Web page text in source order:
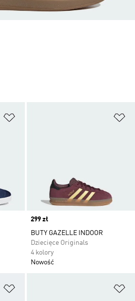
Price
299 zł
BUTY GAZELLE INDOOR
Dziecięce Originals
4 kolory
Nowość